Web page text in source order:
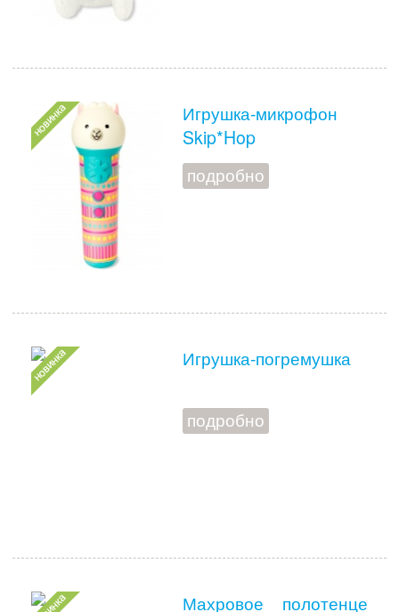
Игрушка-микрофон
Skip*Hop
подробно
Игрушка-погремушка
подробно
Махровое полотенце